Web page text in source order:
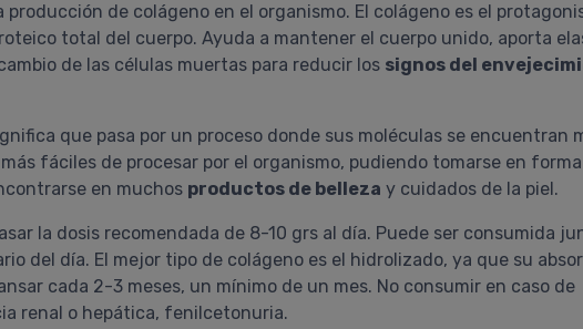
de colágeno en el organismo. El colágeno es el
total del cuerpo. Ayuda a mantener el cuerpo unido, aporta
de las células muertas para reducir los signos del
que pasa por un proceso donde sus moléculas se encuentran
fáciles de procesar por el organismo, pudiendo tomarse en
en muchos productos de belleza y cuidados de la piel.
la dosis recomendada de 8-10 grs al día. Puede ser consumida
del día. El mejor tipo de colágeno es el hidrolizado, ya que su
cada 2-3 meses, un mínimo de un mes. No consumir en caso de
renal o hepática, fenilcetonuria.
Gisela
Proavenal
Lo compré junto